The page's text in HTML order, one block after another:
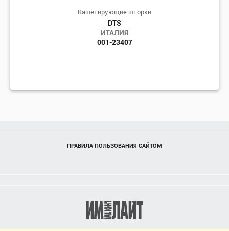
Кашетирующие шторки
DTS
ИТАЛИЯ
001-23407
ПРАВИЛА ПОЛЬЗОВАНИЯ САЙТОМ